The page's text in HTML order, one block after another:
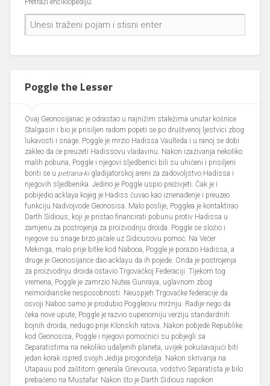
Poggle the Lesser
Ovaj Geonosijanac je odrastao u najnižim staležima unutar košnice
Stalgasin i bio je prisiljen radom popeti se po društvenoj ljestvici zbog
lukavosti i snage. Poggle je mrzio Hadissa Vaulteda i u ranoj se dobi
zakleo da će preuzeti Hadissovu vladavinu. Nakon izazivanja nekoliko
malih pobuna, Poggle i njegovi sljedbenici bili su uhićeni i prisiljeni
boriti se u petrana-kigladijatorskoj areni za zadovoljstvo Hadissa i
njegovih sljedbenika. Jedino je Poggle uspio preživjeti. Čak je i
pobijedio acklaya kojeg je Hadiss čuvao kao iznenađenje i preuzeo
funkciju Nadvojvode Geonosisa. Malo poslije, Pogglea je kontaktirao
Darth Sidious, koji je pristao financirati pobunu protiv Hadissa u
zamjenu za postrojenja za proizvodnju droida. Poggle se složio i
njegove su snage brzo jačale uz Sidiousovu pomoć. Na Večer
Mekinga, malo prije bitke kod Nabooa, Poggle je porazio Hadissa, a
druge je Geonosijance dao acklayu da ih pojede. Onda je postrojenja
za proizvodnju droida ostavio Trgovačkoj Federaciji. Tijekom tog
vremena, Poggle je zamrzio Nutea Gunraya, uglavnom zbog
neimoidianske nesposobnosti. Neuspjeh Trgovačke federacije da
osvoji Naboo samo je produbio Poggleovu mržnju. Radije nego da
čeka nove upute, Poggle je razvio superiorniju verziju standardnih
bojnih droida, nedugo prije Klonskih ratova. Nakon pobjede Republike
kod Geonosisa, Poggle i njegovi pomoćnici su pobjegli sa
Separatistima na nekoliko udaljenih planeta, uvijek pokušavajući biti
jedan korak ispred svojih Jedija progonitelja. Nakon skrivanja na
Utapauu pod zaštitom generala Grievousa, vodstvo Separatista je bilo
prebačeno na Mustafar. Nakon što je Darth Sidious napokon